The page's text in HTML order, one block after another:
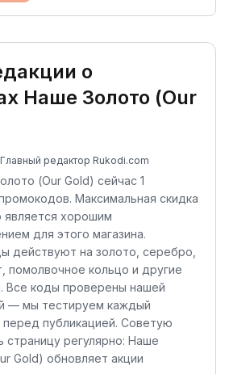
о
Наше Золото (Our
Главный редактор Rukodi.com
(Our Gold) сейчас 1
Максимальная скидка
хорошим
для этого магазина.
действуют на золото, серебро,
помолвочное кольцо и другие
Все коды проверены нашей
— мы тестируем каждый
публикацией. Советую
страницу регулярно: Наше
Gold) обновляет акции